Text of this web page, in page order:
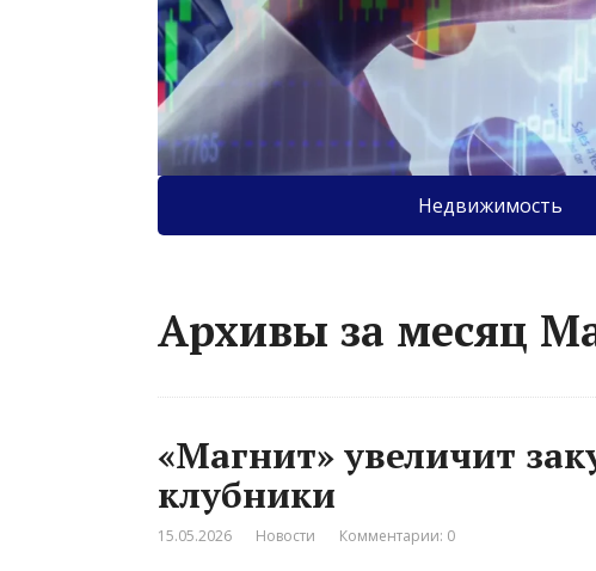
Недвижимость
Архивы за месяц
«Магнит» увеличит
клубники
15.05.2026 Новости Комментарии: 0